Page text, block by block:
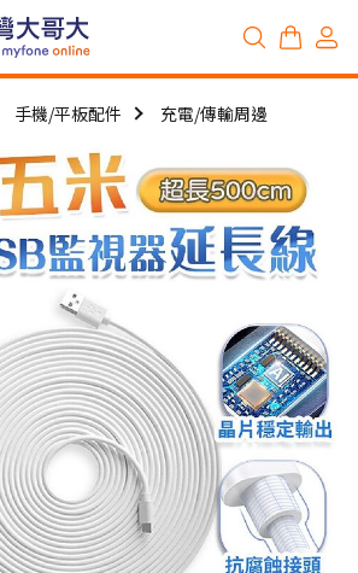
手機/平板配件 充電/傳輸周邊